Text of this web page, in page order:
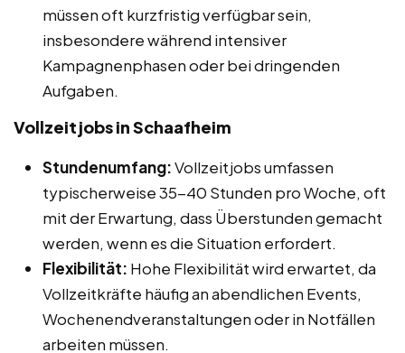
müssen oft kurzfristig verfügbar sein,
insbesondere während intensiver
Kampagnenphasen oder bei dringenden
Aufgaben.
Vollzeitjobs in Schaafheim
Stundenumfang:Vollzeitjobs umfassen
typischerweise 35-40 Stunden pro Woche, oft
mit der Erwartung, dass Überstunden gemacht
werden, wenn es die Situation erfordert.
Flexibilität: Hohe Flexibilität wird erwartet, da
Vollzeitkräfte häufig an abendlichen Events,
Wochenendveranstaltungen oder in Notfällen
arbeiten müssen.